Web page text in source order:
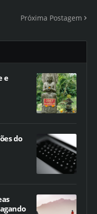
Próxima Postagem
e
do